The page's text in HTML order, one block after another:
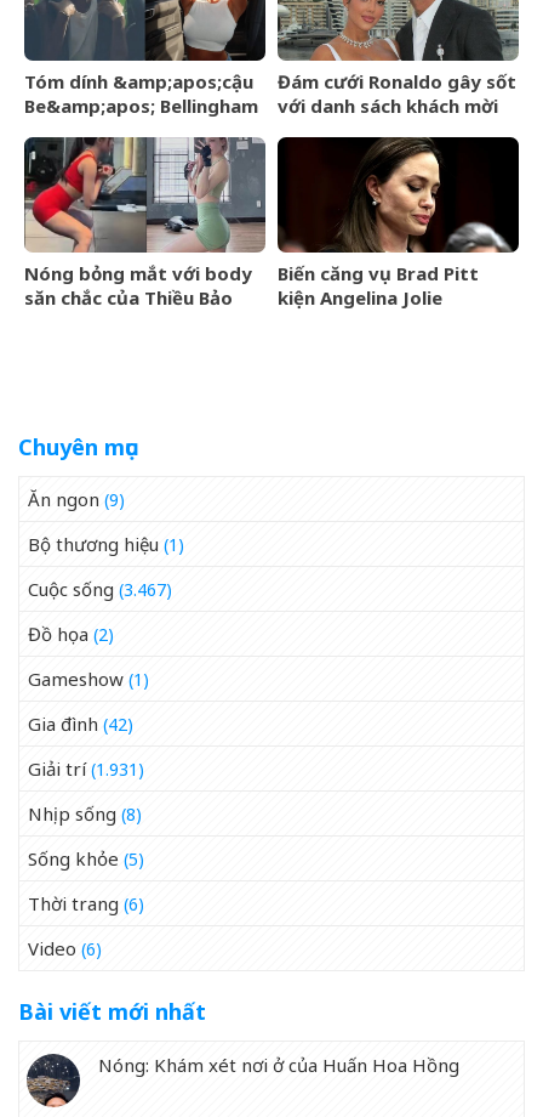
Tóm dính &amp;apos;cậu
Be&amp;apos; Bellingham
bạn gái người mẫu sexy,
cười tươi giữa dàn vệ sĩ
hộ tống
Đám cưới Ronaldo gây sốt
với danh sách khách mời
Nóng bỏng mắt với body
săn chắc của Thiều Bảo
Biến căng vụ Brad Pitt
kiện Angelina Jolie
Chuyên mục
Ăn ngon (9)
Bộ thương hiệu (1)
Cuộc sống (3.467)
Đồ họa (2)
Gameshow (1)
Gia đình (42)
Giải trí(1.931)
Nhịp sống (8)
Sống khỏe (5)
Thời trang (6)
Video (6)
Bài viết mới nhất
Nóng: Khám xét nơi ở của Huấn Hoa Hồng